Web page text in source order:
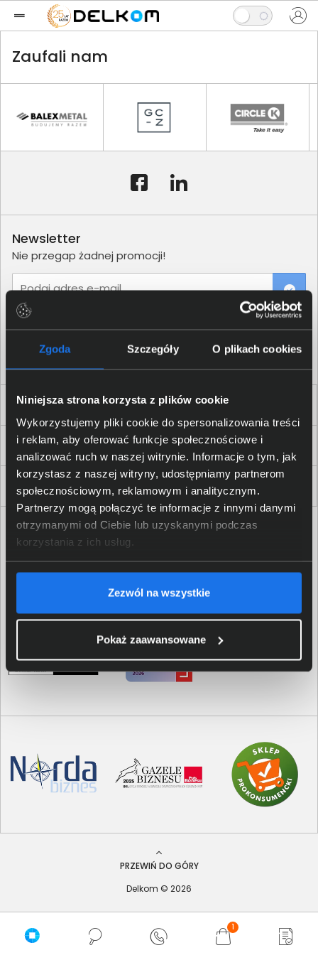
Zgoda Szczegóły O plikach cookies
Niniejsza strona korzysta z plików cookie
Wykorzystujemy pliki cookie do spersonalizowania treści
i reklam, aby oferować funkcje społecznościowe i
analizować ruch w naszej witrynie. Informacje o tym, jak
korzystasz z naszej witryny, udostępniamy partnerom
społecznościowym, reklamowym i analitycznym.
Partnerzy mogą połączyć te informacje z innymi danymi
otrzymanymi od Ciebie lub uzyskanymi podczas
korzystania z ich usług.
Zezwól na wszystkie
Pokaż zaawansowane
1
Zaufali nam
Dla Firm i Instytucji
Zakupy
Delkom 2000
Newsletter
Nie przegap żadnej promocji!
Podaj adres e-mail
PRZEWIŃ DO GÓRY
Delkom © 2026